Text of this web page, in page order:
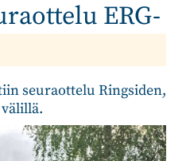
ERG-
seuraottelu Ringsiden,